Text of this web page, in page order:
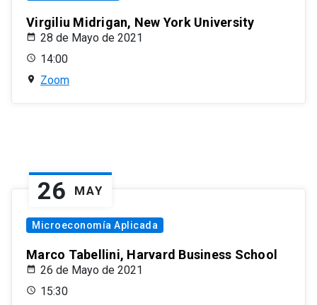
Virgiliu Midrigan, New York University
28 de Mayo de 2021
14:00
Zoom
26 MAY
Microeconomía Aplicada
Marco Tabellini, Harvard Business School
26 de Mayo de 2021
15:30